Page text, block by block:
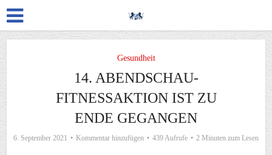
Gesundheit
14. ABENDSCHAU-
FITNESSAKTION IST ZU
ENDE GEGANGEN
6. September 2021 Kommentar hinzufügen 439 Aufrufe 2 Minuten zum Lesen